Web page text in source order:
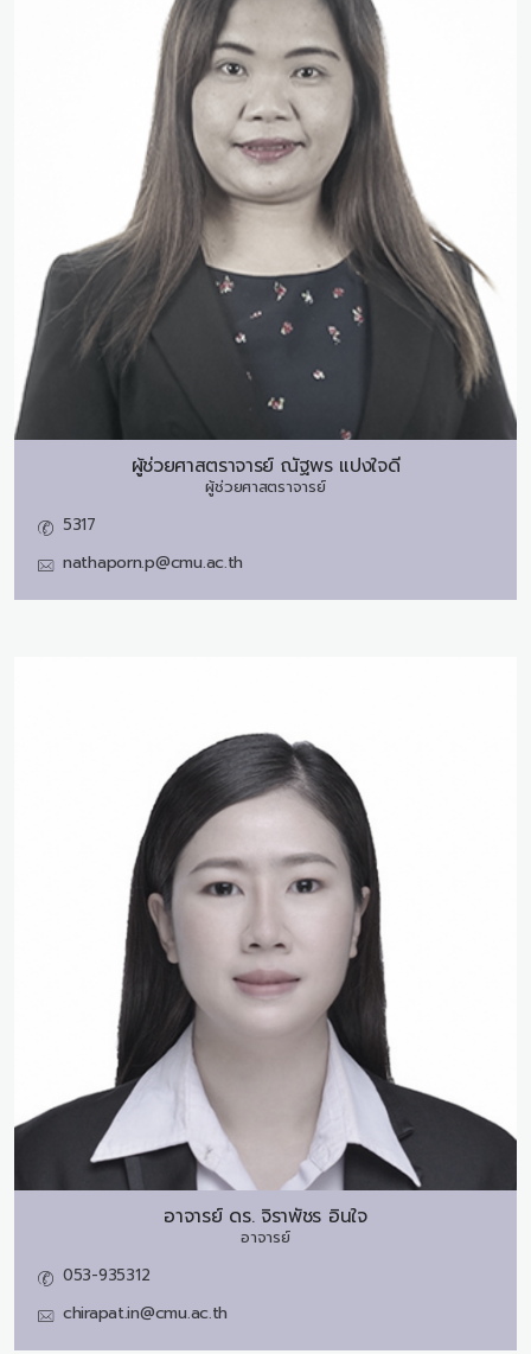
ผู้ช่วยศาสตราจารย์ ณัฐพร แปงใจดี
ผู้ช่วยศาสตราจารย์
5317
nathaporn.p@cmu.ac.th
อาจารย์ ดร. จิราพัชร อินใจ
อาจารย์
053-935312
chirapat.in@cmu.ac.th